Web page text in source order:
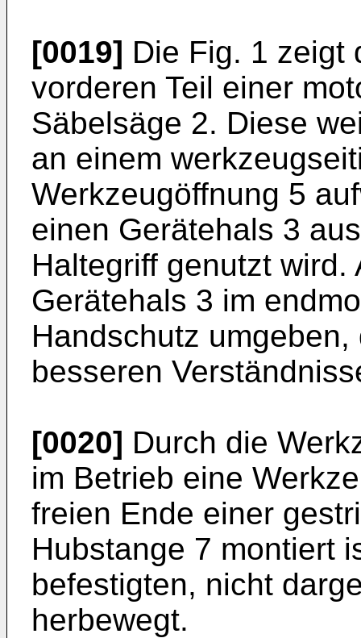
[0019] Die Fig. 1 zeigt
vorderen Teil einer
Säbelsäge 2. Diese
an einem
Werkzeugöffnung 5
einen Gerätehals 3
Haltegriff genutzt
Gerätehals 3 im
Handschutz
besseren
[0020] Durch die
im Betrieb eine
freien Ende einer
Hubstange 7 montiert
befestigten, nicht
herbewegt.